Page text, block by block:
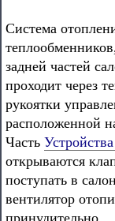
Система
задней частей
проходит через
рукоятки
расположенной
Часть
открываются
поступать в
вентилятор
принудительно.